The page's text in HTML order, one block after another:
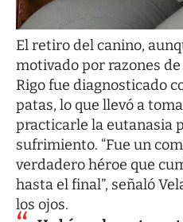
El retiro del canino,
motivado por razones
Rigo fue diagnosticado
patas, lo que llevó a
practicarle la eutanasia
sufrimiento. “Fue un
verdadero héroe que
hasta el final”, señaló
los ojos.